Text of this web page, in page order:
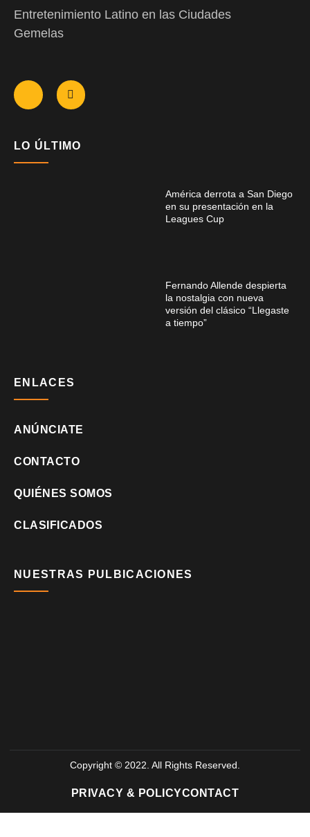
Entretenimiento Latino en las Ciudades
Gemelas
LO ÚLTIMO
América derrota a San Diego
en su presentación en la
Leagues Cup
Fernando Allende despierta
la nostalgia con nueva
versión del clásico “Llegaste
a tiempo”
ENLACES
ANÚNCIATE
CONTACTO
QUIÉNES SOMOS
CLASIFICADOS
NUESTRAS PULBICACIONES
Copyright © 2022. All Rights Reserved.
PRIVACY & POLICYCONTACT